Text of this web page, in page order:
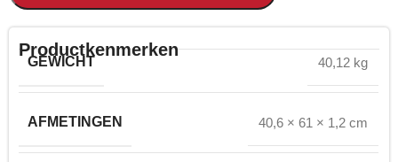
Productkenmerken
GEWICHT 40,12 kg
AFMETINGEN 40,6 × 61 × 1,2 cm